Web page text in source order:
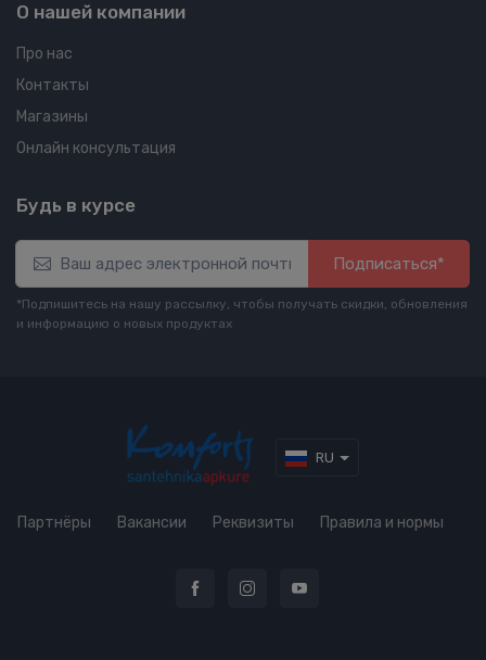
О нашей компании
Про нас
Контакты
Магазины
Онлайн консультация
Будь в курсе
Подписаться*
*Подпишитесь на нашу рассылку, чтобы получать скидки, обновления
и информацию о новых продуктах
RU
Партнёры Вакансии Реквизиты Правила и нормы